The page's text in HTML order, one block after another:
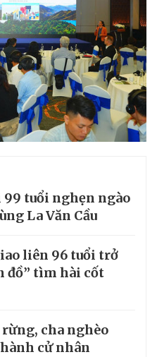
99 tuổi nghẹn ngào
La Văn Cầu
liên 96 tuổi trở
đồ” tìm hài cốt
cha nghèo
cử nhân